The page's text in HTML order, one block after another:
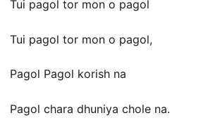
Tui pagol tor mon o pagol
Tui pagol tor mon o pagol,
Pagol Pagol korish na
Pagol chara dhuniya chole na.